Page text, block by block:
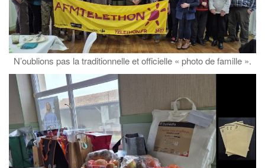
N’oublions pas la traditionnelle et officielle « photo de famille ».